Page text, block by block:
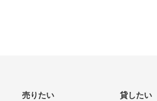
売りたい 貸したい